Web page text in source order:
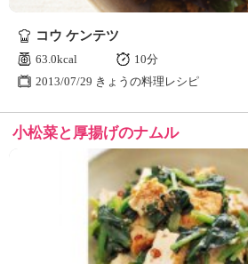
理
コウ ケンテツ
63.0kcal
10分
2013/07/29 きょうの料理レシピ
小松菜と厚揚げのナムル